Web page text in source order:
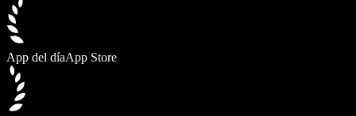
App del díaApp Store